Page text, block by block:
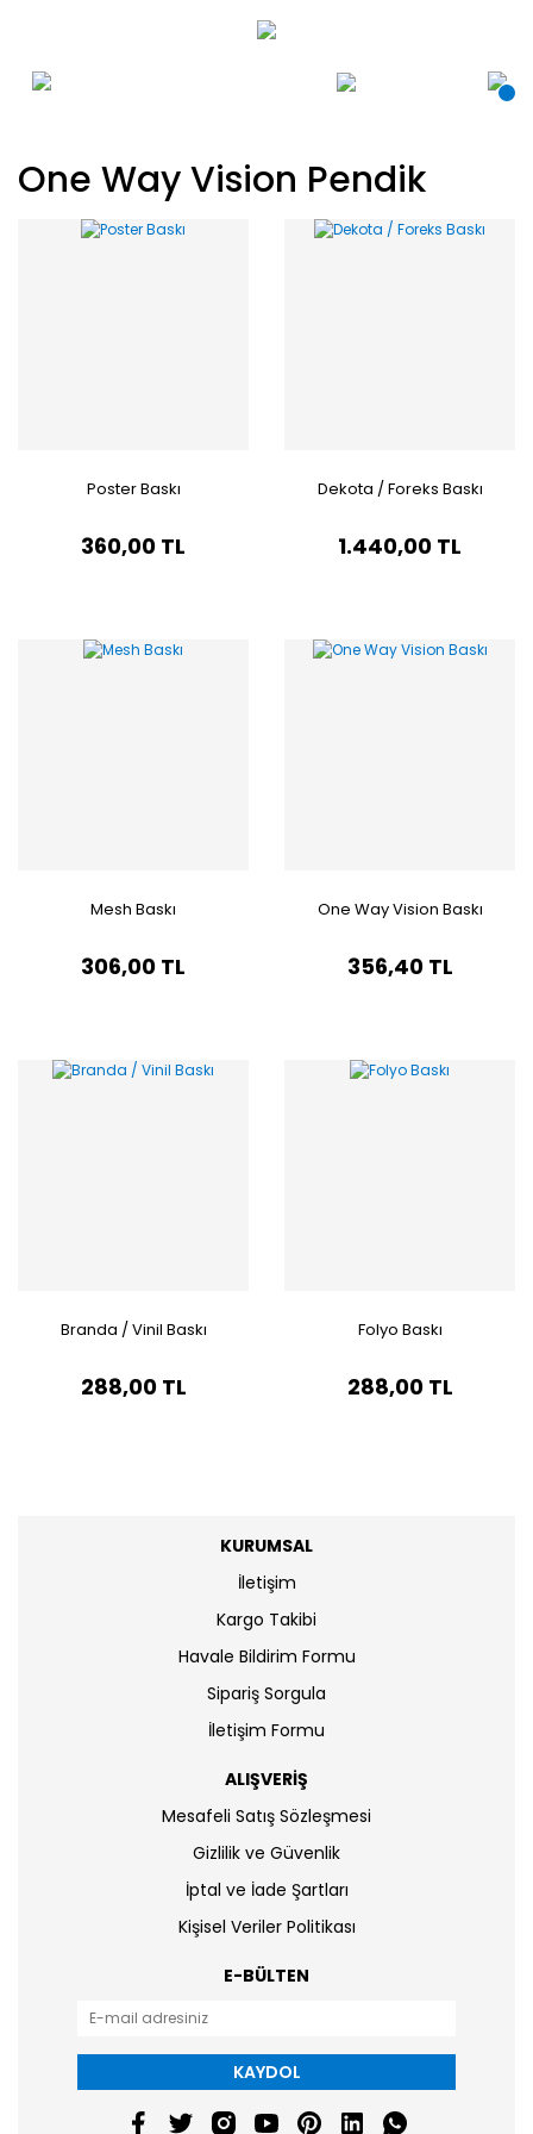
One Way Vision Pendik
Poster Baskı
360,00 TL
Dekota / Foreks Baskı
1.440,00 TL
Mesh Baskı
306,00 TL
One Way Vision Baskı
356,40 TL
Branda / Vinil Baskı
288,00 TL
Folyo Baskı
288,00 TL
KURUMSAL
İletişim
Kargo Takibi
Havale Bildirim Formu
Sipariş Sorgula
İletişim Formu
ALIŞVERİŞ
Mesafeli Satış Sözleşmesi
Gizlilik ve Güvenlik
İptal ve İade Şartları
Kişisel Veriler Politikası
E-BÜLTEN
KAYDOL